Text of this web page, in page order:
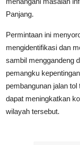
Panjang.
Permintaan ini
mengidentifikasi dan
sambil menggandeng
pemangku
pembangunan jalan
dapat meningkatkan
wilayah tersebut.